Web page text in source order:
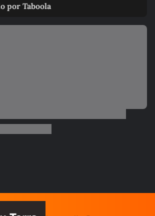
mostram apreensão de fãs com...
ESPORTES
Hadjar no pódio
Laurent Mekies, novo chefe de equipe da
por Taboola